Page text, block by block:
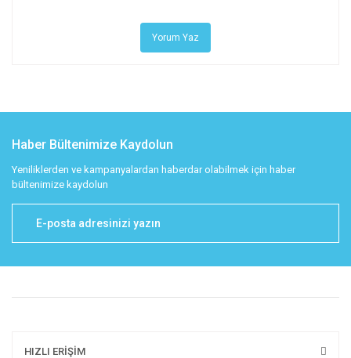
Yorum Yaz
Haber Bültenimize Kaydolun
Yeniliklerden ve kampanyalardan haberdar olabilmek için haber
bültenimize kaydolun
HIZLI ERİŞİM